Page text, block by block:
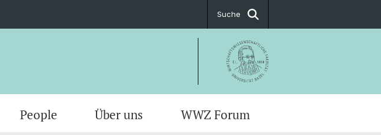
Suche
People Über uns WWZ Forum